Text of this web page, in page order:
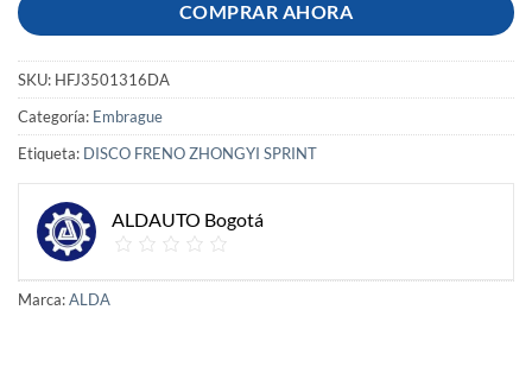
COMPRAR AHORA
SKU: HFJ3501316DA
Categoría: Embrague
Etiqueta: DISCO FRENO ZHONGYI SPRINT
ALDAUTO Bogotá
Marca:ALDA